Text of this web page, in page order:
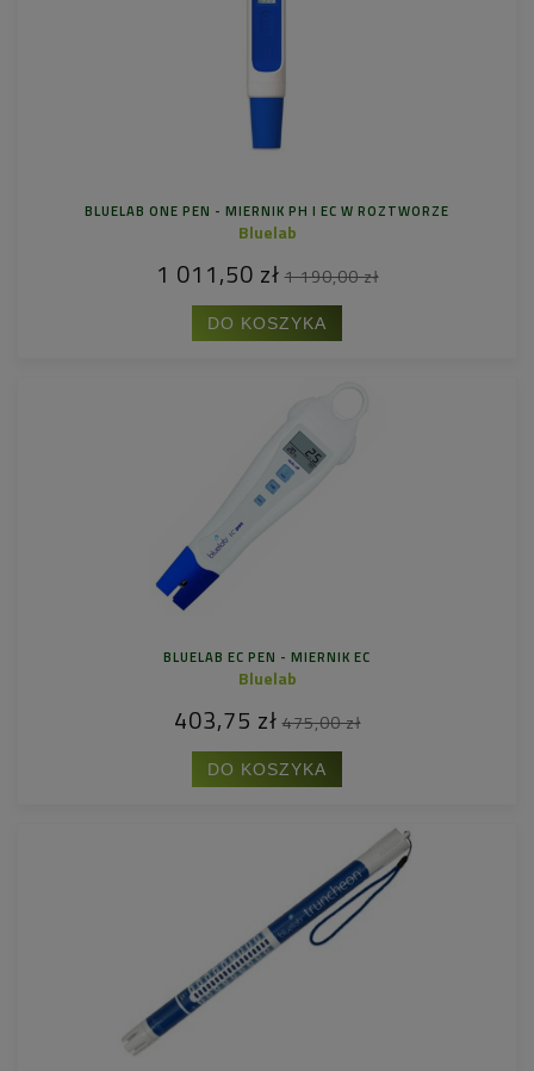
BLUELAB ONE PEN - MIERNIK PH I EC W ROZTWORZE
Bluelab
1 011,50 zł 1 190,00 zł
DO KOSZYKA
BLUELAB EC PEN - MIERNIK EC
Bluelab
403,75 zł 475,00 zł
DO KOSZYKA